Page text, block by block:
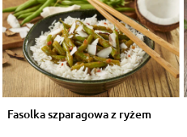
Fasolka szparagowa z ryżem